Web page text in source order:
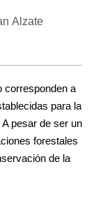
Alzate
corresponden a
para la
pesar de ser un
forestales
de la